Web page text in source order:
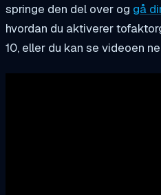
springe den del over og gå
hvordan du aktiverer
10, eller du kan se videoen